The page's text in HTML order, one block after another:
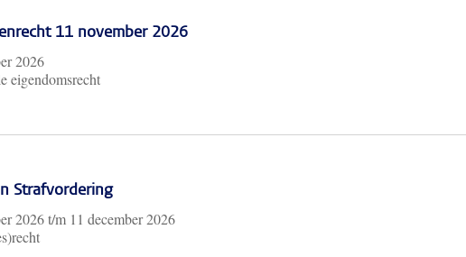
11 november 2026
2026
eigendomsrecht
Strafvordering
2026t/m 11 december 2026